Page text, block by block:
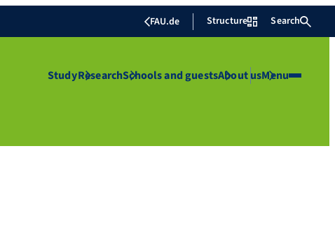
FAU.de Structure Search
StudyResearchSchools and guestsAbout usMenu